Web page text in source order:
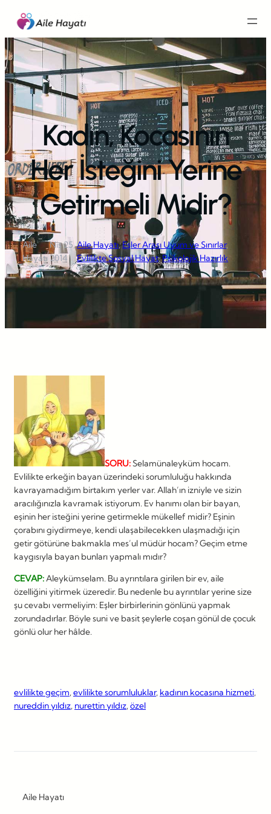
İçeriğe
geç
Kadın, Kocasının
Her İsteğini Yerine
Getirmeli Midir?
Aile
Hayatı
·
Nis 25,
2014
·
Aile Hayatı, Eşler Arası Uyum ve Sınırlar
Evlilikte Sosyal Hayat, Psikolojik Hazırlık
SORU:Selamünaleyküm hocam.
Evlilikte erkeğin bayan üzerindeki sorumluluğu hakkında
kavrayamadığım birtakım yerler var. Allah’ın izniyle ve sizin
aracılığınızla kavramak istiyorum. Ev hanımı olan bir bayan,
eşinin her isteğini yerine getirmekle mükellef midir? Eşinin
çorabını giydirmeye, kendi ulaşabilecekken ulaşmadığı için
getir götürüne bakmakla mes’ul müdür hocam? Geçim etme
kaygısıyla bayan bunları yapmalı mıdır?
CEVAP:Aleykümselam. Bu ayrıntılara girilen bir ev, aile
özelliğini yitirmek üzeredir. Bu nedenle bu ayrıntılar yerine size
şu cevabı vermeliyim: Eşler birbirlerinin gönlünü yapmak
zorundadırlar. Böyle suni ve basit şeylerle coşan gönül de çocuk
gönlü olur her hâlde.
evlilikte geçim, evlilikte sorumluluklar, kadının kocasına hizmeti
nureddin yıldız, nurettin yıldız, özel
Aile Hayatı